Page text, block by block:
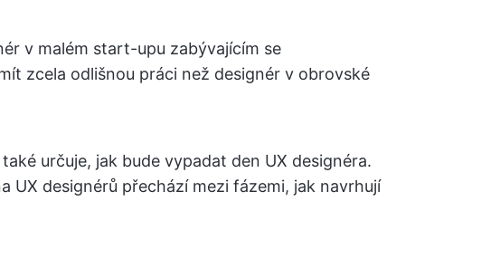
v malém start-upu zabývajícím se
zcela odlišnou práci než designér v obrovské
určuje, jak bude vypadat den UX designéra.
UX designérů přechází mezi fázemi, jak navrhují